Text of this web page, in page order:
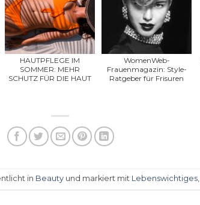
HAUTPFLEGE IM
SOMMER: MEHR
SCHUTZ FÜR DIE HAUT
WomenWeb-
Frauenmagazin: Style-
Ratgeber für Frisuren
in Beautyund markiert mit Lebenswichtiges,